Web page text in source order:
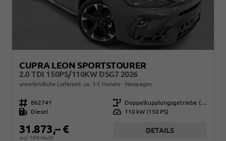
CUPRA LEON SPORTSTOURER
2.0 TDI 150PS/110KW DSG7 2026
unverbindliche Lieferzeit: ca. 3-5 Monate Neuwagen
Fahrzeugnr. 862741 Getriebe
Doppelkupplungsgetriebe (DSG)
Kraftstoff
Diesel Leistung 110 kW (150 PS)
31.873,– €
incl. 19% MwSt.
DETAILS